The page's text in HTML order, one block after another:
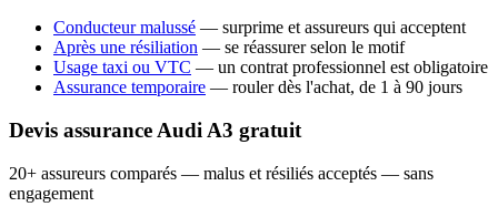
Conducteur malussé — surprime et assureurs qui acceptent
Après une résiliation — se réassurer selon le motif
Usage taxi ou VTC — un contrat professionnel est obligatoire
Assurance temporaire — rouler dès l'achat, de 1 à 90 jours
Devis assurance Audi A3 gratuit
20+ assureurs comparés — malus et résiliés acceptés — sans
engagement